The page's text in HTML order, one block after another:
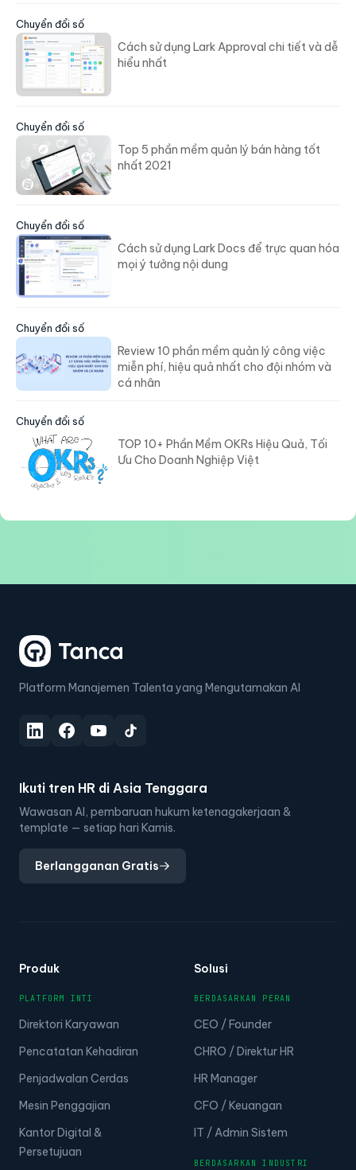
Chuyển đổi số
Cách sử dụng Lark Approval chi tiết và dễ
hiểu nhất
Chuyển đổi số
Top 5 phần mềm quản lý bán hàng tốt
nhất 2021
Chuyển đổi số
Cách sử dụng Lark Docs để trực quan hóa
mọi ý tưởng nội dung
Chuyển đổi số
Review 10 phần mềm quản lý công việc
miễn phí, hiệu quả nhất cho đội nhóm và
cá nhân
Chuyển đổi số
TOP 10+ Phần Mềm OKRs Hiệu Quả, Tối
Ưu Cho Doanh Nghiệp Việt
Platform Manajemen Talenta yang Mengutamakan AI
Ikuti tren HR di Asia Tenggara
Wawasan AI, pembaruan hukum ketenagakerjaan &
template — setiap hari Kamis.
Berlangganan Gratis
Produk
PLATFORM INTI
Direktori Karyawan
Pencatatan Kehadiran
Penjadwalan Cerdas
Mesin Penggajian
Kantor Digital &
Persetujuan
Solusi
BERDASARKAN PERAN
CEO / Founder
CHRO / Direktur HR
HR Manager
CFO / Keuangan
IT / Admin Sistem
BERDASARKAN INDUSTRI